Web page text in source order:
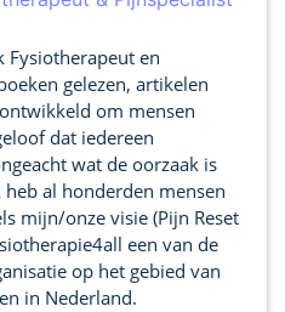
Fysiotherapeut en
gelezen, artikelen
om mensen
dat iedereen
wat de oorzaak is
al honderden mensen
mijn/onze visie (Pijn Reset
een van de
op het gebied van
in Nederland.